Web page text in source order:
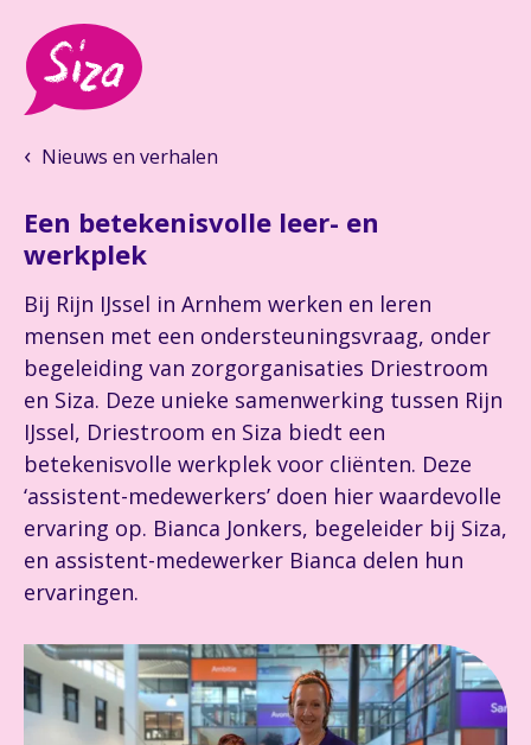
Nieuws en verhalen
Een betekenisvolle leer- en
werkplek
Bij Rijn IJssel in Arnhem werken en leren
mensen met een ondersteuningsvraag, onder
begeleiding van zorgorganisaties Driestroom
en Siza. Deze unieke samenwerking tussen Rijn
IJssel, Driestroom en Siza biedt een
betekenisvolle werkplek voor cliënten. Deze
‘assistent-medewerkers’ doen hier waardevolle
ervaring op. Bianca Jonkers, begeleider bij Siza,
en assistent-medewerker Bianca delen hun
ervaringen.